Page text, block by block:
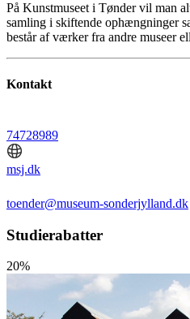
På Kunstmuseet i Tønder vil man
samling i skiftende ophængninger
består af værker fra andre museer
Kontakt
74728989
msj.dk
toender@museum-sonderjylland.dk
Studierabatter
20%